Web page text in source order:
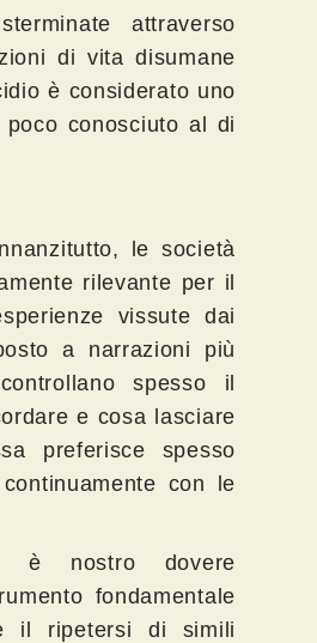
attraverso
di vita disumane
è considerato uno
conosciuto al di
le società
rilevante per il
vissute dai
a narrazioni più
spesso il
e cosa lasciare
preferisce spesso
con le
è nostro dovere
fondamentale
il ripetersi di simili